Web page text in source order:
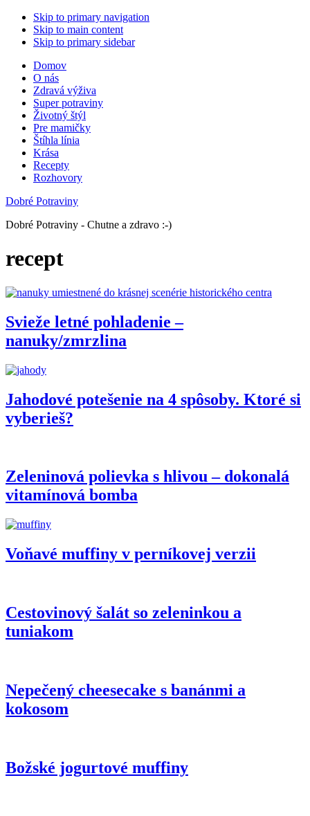
Skip to primary navigation
Skip to main content
Skip to primary sidebar
Domov
O nás
Zdravá výživa
Super potraviny
Životný štýl
Pre mamičky
Štíhla línia
Krása
Recepty
Rozhovory
Dobré Potraviny
Dobré Potraviny - Chutne a zdravo :-)
recept
Svieže letné pohladenie –
nanuky/zmrzlina
Jahodové potešenie na 4 spôsoby. Ktoré si
vyberieš?
Zeleninová polievka s hlivou – dokonalá
vitamínová bomba
Voňavé muffiny v perníkovej verzii
Cestovinový šalát so zeleninkou a
tuniakom
Nepečený cheesecake s banánmi a
kokosom
Božské jogurtové muffiny